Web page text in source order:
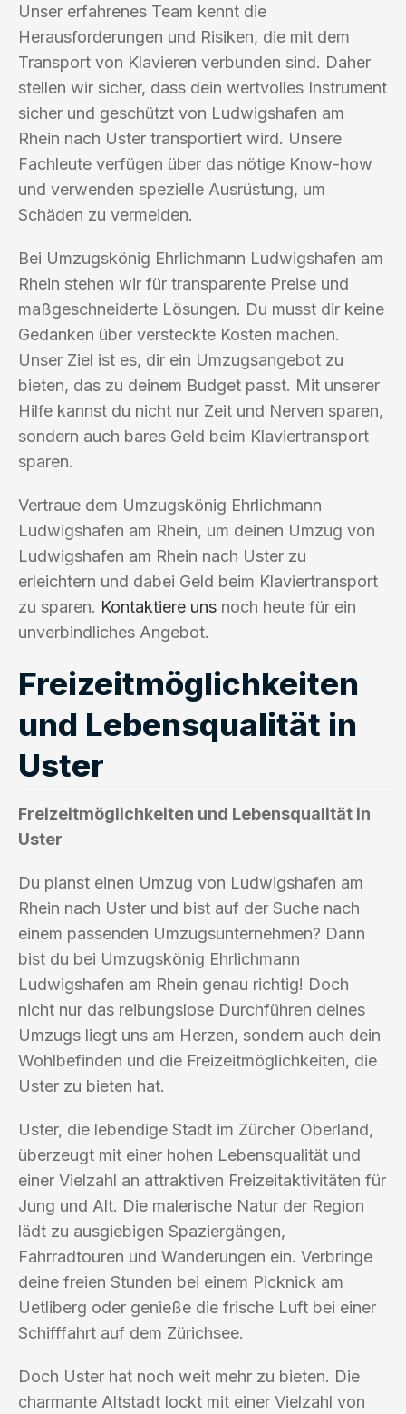
Unser erfahrenes Team kennt die
Herausforderungen und Risiken, die mit dem
Transport von Klavieren verbunden sind. Daher
stellen wir sicher, dass dein wertvolles Instrument
sicher und geschützt von Ludwigshafen am
Rhein nach Uster transportiert wird. Unsere
Fachleute verfügen über das nötige Know-how
und verwenden spezielle Ausrüstung, um
Schäden zu vermeiden.
Bei Umzugskönig Ehrlichmann Ludwigshafen am
Rhein stehen wir für transparente Preise und
maßgeschneiderte Lösungen. Du musst dir keine
Gedanken über versteckte Kosten machen.
Unser Ziel ist es, dir ein Umzugsangebot zu
bieten, das zu deinem Budget passt. Mit unserer
Hilfe kannst du nicht nur Zeit und Nerven sparen,
sondern auch bares Geld beim Klaviertransport
sparen.
Vertraue dem Umzugskönig Ehrlichmann
Ludwigshafen am Rhein, um deinen Umzug von
Ludwigshafen am Rhein nach Uster zu
erleichtern und dabei Geld beim Klaviertransport
zu sparen. Kontaktiere uns noch heute für ein
unverbindliches Angebot.
Freizeitmöglichkeiten
und Lebensqualität in
Uster
Freizeitmöglichkeiten und Lebensqualität in
Uster
Du planst einen Umzug von Ludwigshafen am
Rhein nach Uster und bist auf der Suche nach
einem passenden Umzugsunternehmen? Dann
bist du bei Umzugskönig Ehrlichmann
Ludwigshafen am Rhein genau richtig! Doch
nicht nur das reibungslose Durchführen deines
Umzugs liegt uns am Herzen, sondern auch dein
Wohlbefinden und die Freizeitmöglichkeiten, die
Uster zu bieten hat.
Uster, die lebendige Stadt im Zürcher Oberland,
überzeugt mit einer hohen Lebensqualität und
einer Vielzahl an attraktiven Freizeitaktivitäten für
Jung und Alt. Die malerische Natur der Region
lädt zu ausgiebigen Spaziergängen,
Fahrradtouren und Wanderungen ein. Verbringe
deine freien Stunden bei einem Picknick am
Uetliberg oder genieße die frische Luft bei einer
Schifffahrt auf dem Zürichsee.
Doch Uster hat noch weit mehr zu bieten. Die
charmante Altstadt lockt mit einer Vielzahl von